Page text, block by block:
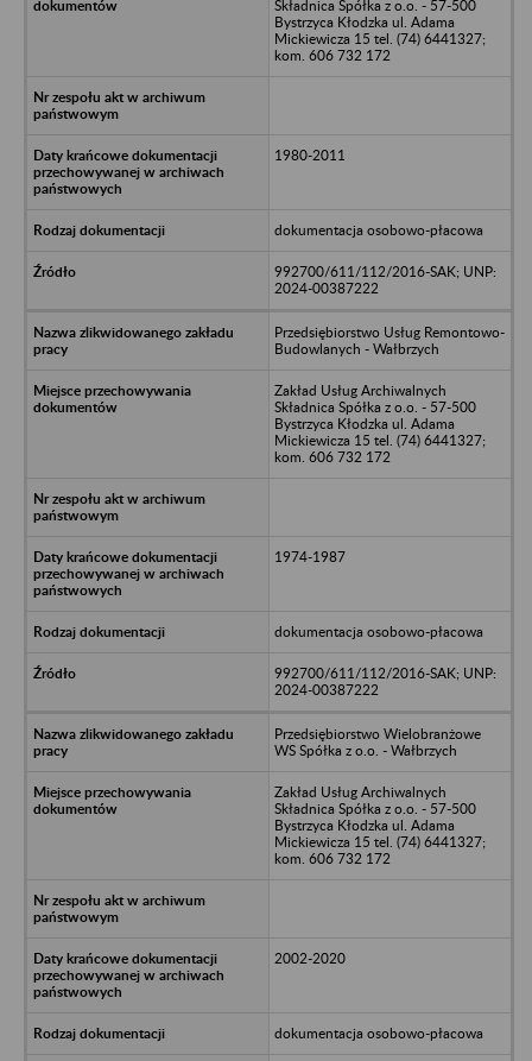
Składnica Spółka z o.o. - 57-500
Bystrzyca Kłodzka ul. Adama
Mickiewicza 15 tel. (74) 6441327;
kom. 606 732 172
1980-2011
dokumentacja osobowo-płacowa
992700/611/112/2016-SAK; UNP:
2024-00387222
Przedsiębiorstwo Usług Remontowo-
Budowlanych - Wałbrzych
Zakład Usług Archiwalnych
Składnica Spółka z o.o. - 57-500
Bystrzyca Kłodzka ul. Adama
Mickiewicza 15 tel. (74) 6441327;
kom. 606 732 172
1974-1987
dokumentacja osobowo-płacowa
992700/611/112/2016-SAK; UNP:
2024-00387222
Przedsiębiorstwo Wielobranżowe
WS Spółka z o.o. - Wałbrzych
Zakład Usług Archiwalnych
Składnica Spółka z o.o. - 57-500
Bystrzyca Kłodzka ul. Adama
Mickiewicza 15 tel. (74) 6441327;
kom. 606 732 172
2002-2020
dokumentacja osobowo-płacowa